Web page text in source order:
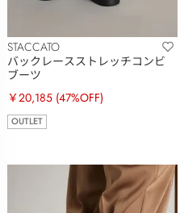
STACCATO
バックレースストレッチコンビ
ブーツ
￥20,185 (47%OFF)
OUTLET